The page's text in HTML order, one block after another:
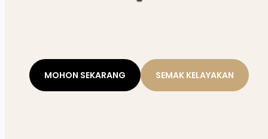
MOHON SEKARANG SEMAK KELAYAKAN